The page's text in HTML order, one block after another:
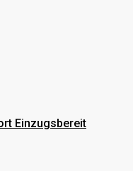
Einzugsbereit